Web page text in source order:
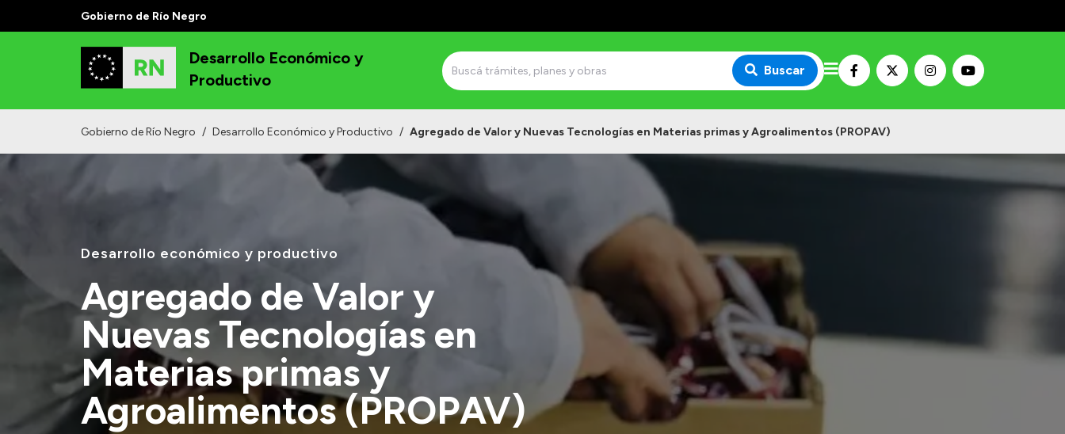
Gobierno de Río Negro
Desarrollo Económico y
Productivo
Buscar
Gobierno de Río Negro / Desarrollo Económico y Productivo / Agregado de Valor y Nuevas Tecnologías en Materias primas y Agroalimentos (PROPAV)
Desarrollo económico y productivo
Agregado de Valor y
Nuevas Tecnologías en
Materias primas y
Agroalimentos (PROPAV)